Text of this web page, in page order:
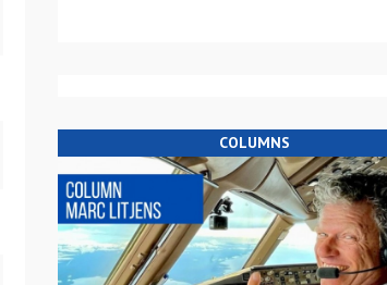
COLUMNS